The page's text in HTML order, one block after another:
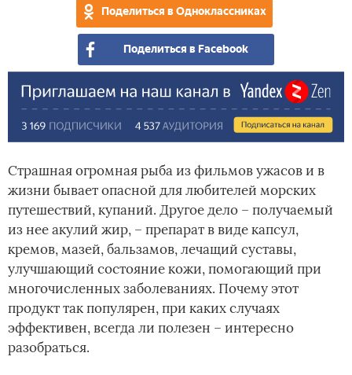
Поделиться в Одноклассниках
Поделиться в Facebook
Страшная огромная рыба из фильмов ужасов и в
жизни бывает опасной для любителей морских
путешествий, купаний. Другое дело – получаемый
из нее акулий жир, – препарат в виде капсул,
кремов, мазей, бальзамов, лечащий суставы,
улучшающий состояние кожи, помогающий при
многочисленных заболеваниях. Почему этот
продукт так популярен, при каких случаях
эффективен, всегда ли полезен – интересно
разобраться.